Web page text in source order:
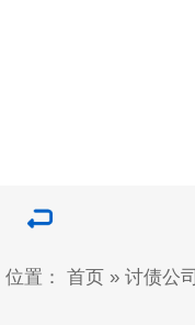
位置： 首页 » 讨债公司